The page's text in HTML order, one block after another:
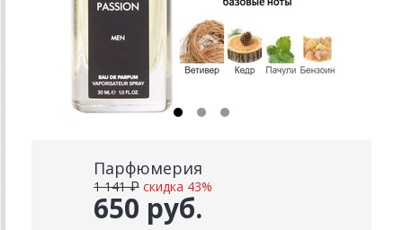
Парфюмерия
650 руб.
1 141 ₽ скидка 43%